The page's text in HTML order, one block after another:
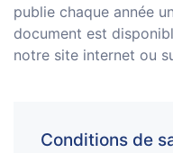
publie chaque année
document est
notre site internet ou
Conditions de